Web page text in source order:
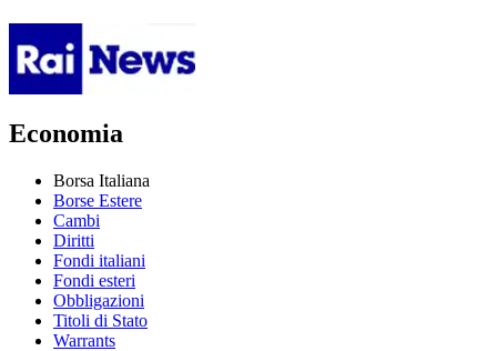
Economia
Borsa Italiana
Borse Estere
Cambi
Diritti
Fondi italiani
Fondi esteri
Obbligazioni
Titoli di Stato
Warrants